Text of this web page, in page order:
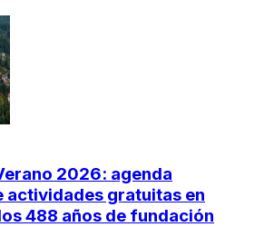
2026: agenda
actividades gratuitas en
488 años de fundación